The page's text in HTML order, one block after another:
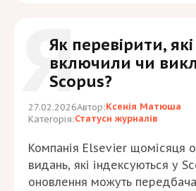
Я
Як перевірити,
включили чи
Scopus?
27.02.2026Автор:Ксенія Матюша
Категорія:Статуси журналів
Компанія Elsevier щомісяця
видань, які індексуються у
оновлення можуть